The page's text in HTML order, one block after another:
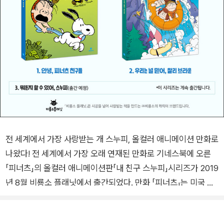
전 세계에서 가장 사랑받는 개 스누피, 올컬러 애니메이션 만화로
나왔다! 전 세계에서 가장 오래 연재된 만화로 기네스북에 오른
「피너츠」의 올컬러 애니메이션판「내 친구 스누피」시리즈가 2019
년 8월 비룡소 플래닛에서 출간되었다. 만화 「피너츠」는 미국 카